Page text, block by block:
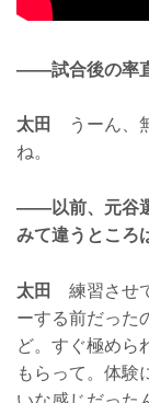
——試合後の率
太田
うーん、
ね。
——以前、元谷
みて違うところ
太田
練習させ
ーする前だった
ど。すぐ極めら
もらって。体験